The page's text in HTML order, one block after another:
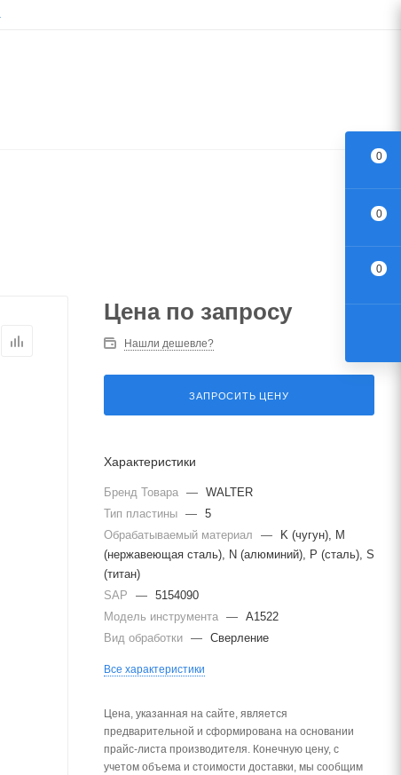
Цена по запросу
Нашли дешевле?
ЗАПРОСИТЬ ЦЕНУ
Характеристики
Бренд Товара — WALTER
Тип пластины — 5
Обрабатываемый материал
—
K (чугун), M
(нержавеющая сталь), N (алюминий), P (сталь), S
(титан)
SAP
— 5154090
Модель инструмента — A1522
Вид обработки — Сверление
Все характеристики
Цена, указанная на сайте, является
предварительной и сформирована на основании
прайс-листа производителя. Конечную цену, с
учетом объема и стоимости доставки, мы сообщим
0
0
0